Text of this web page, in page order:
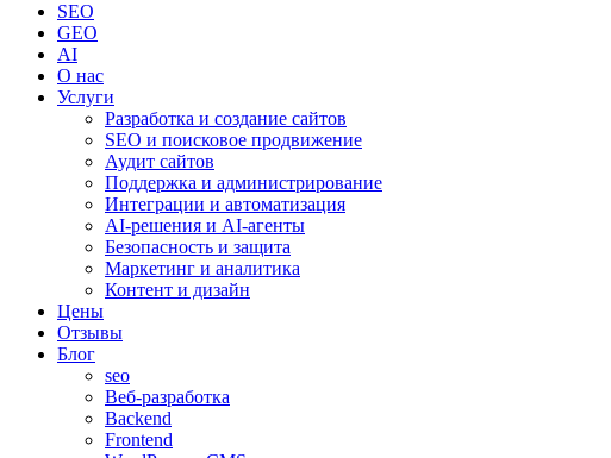
SEO
GEO
AI
О нас
Услуги
Разработка и создание сайтов
SEO и поисковое продвижение
Аудит сайтов
Поддержка и администрирование
Интеграции и автоматизация
AI-решения и AI-агенты
Безопасность и защита
Маркетинг и аналитика
Контент и дизайн
Цены
Отзывы
Блог
seo
Веб-разработка
Backend
Frontend